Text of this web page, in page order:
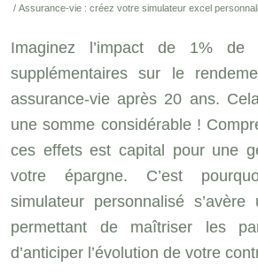
/ Assurance-vie : créez votre simulateur excel
Imaginez l’impact de 1% de
supplémentaires sur le
assurance-vie après 20 ans.
une somme considérable !
ces effets est capital pour une
votre épargne. C’est
simulateur personnalisé
permettant de maîtriser les
d’anticiper l’évolution de votre